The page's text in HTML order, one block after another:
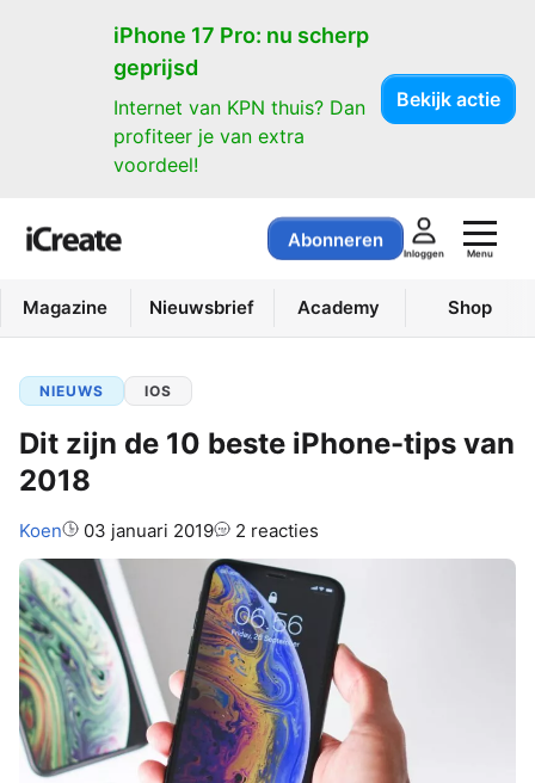
iPhone 17 Pro: nu scherp
geprijsd
Internet van KPN thuis? Dan
profiteer je van extra
voordeel!
Bekijk actie
Abonneren
Inloggen Menu
Magazine Nieuwsbrief Academy Shop
NIEUWS IOS
Dit zijn de 10 beste iPhone-tips van
2018
Auteur:
Koen 03 januari 2019 2 reacties